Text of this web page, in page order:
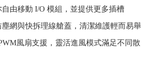
由移動 I/O 模組，並提供更多插槽
網與快拆理線艙蓋，清潔維護輕而易舉
風扇支援，靈活進風模式滿足不同散